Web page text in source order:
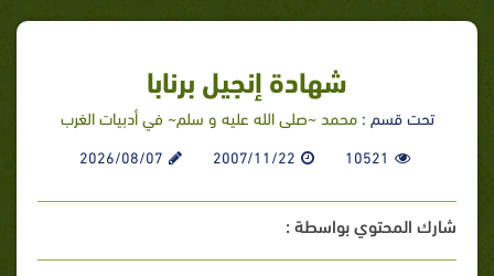
شهادة إنجيل برنابا
تحت قسم :محمد ~صلى الله عليه و سلم~ في أدبيات الغرب
10521
2007/11/22
2026/08/07
شارك المحتوي بواسطة :